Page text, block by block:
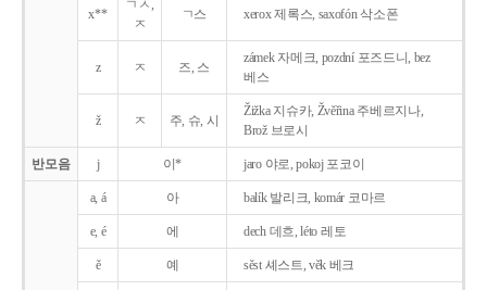
x**
ㄱㅅ,
ㅈ
ㄱ스 xerox 제록스, saxofón 삭소폰
z ㅈ 즈, 스
zámek 자메크, pozdní 포즈드니, bez
베스
ž ㅈ 주, 슈, 시
Žižka 지슈카, Žvěřina 주베르지나,
Brož 브로시
반모음 j 이* jaro 야로, pokoj 포코이
a, á 아 balík 발리크, komár 코마르
e, é 에 dech 데흐, léto 레토
ě 예 sěst 셰스트, věk 베크